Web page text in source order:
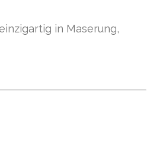
in Maserung,